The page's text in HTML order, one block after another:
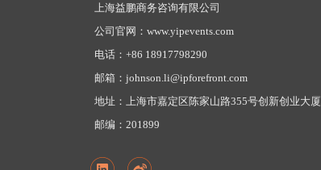
上海益鹏商务咨询有限公司
公司官网：www.yipevents.com
电话：+86 18917798290
邮箱：johnson.li@ipforefront.com
地址：上海市嘉定区陈家山路355号创新创业大厦
邮编：201899